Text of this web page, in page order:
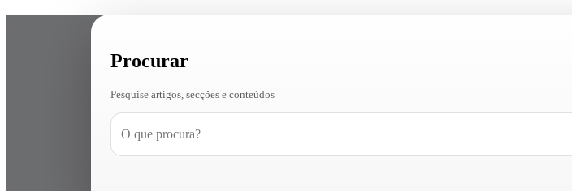
Procurar
Pesquise artigos, secções e conteúdos